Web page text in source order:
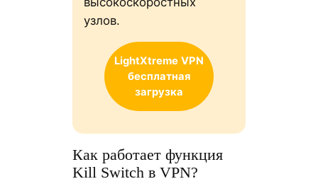
узлов.
LightXtreme VPN
бесплатная
загрузка
Как работает функция
Kill Switch в VPN?